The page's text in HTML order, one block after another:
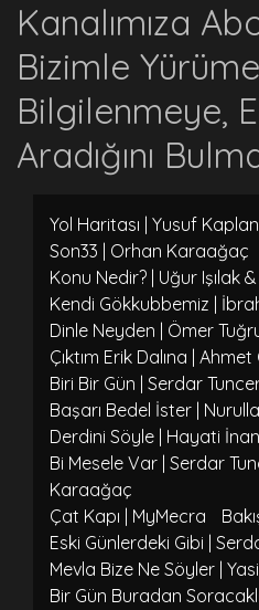
Kanalımıza
Bizimle
Bilgilenmeye,
Aradığını
Yol Haritası | Yusuf Kaplan
Son33 | Orhan Karaağaç
Konu Nedir? | Uğur Işılak
Kendi Gökkubbemiz |
Dinle Neyden | Ömer
Çıktım Erik Dalına |
Biri Bir Gün | Serdar
Başarı Bedel İster |
Derdini Söyle | Hayati
Bi Mesele Var | Serdar
Karaağaç
Çat Kapı | MyMecra
Eski Günlerdeki Gibi |
Mevla Bize Ne Söyler |
Bir Gün Buradan